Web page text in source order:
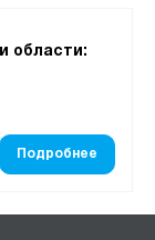
области:
Подробнее